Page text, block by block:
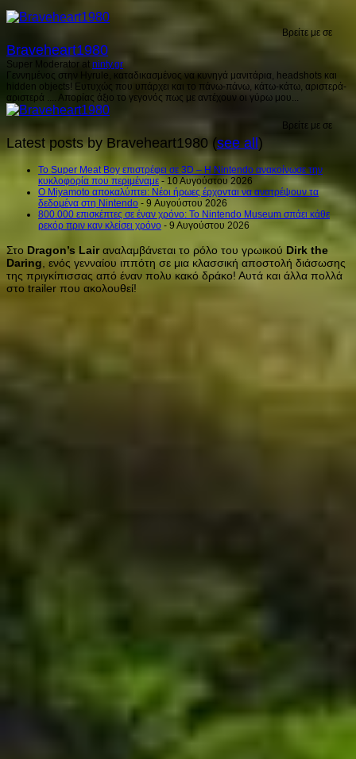
Βρείτε με σε
Braveheart1980
Super Moderator at ninty.gr
Γεννημένος στην Hyrule, καταδικασμένος να κυνηγά μανιτάρια, headshots και
hidden objects! Ευτυχώς που υπάρχει και το πάνω-πάνω, κάτω-κάτω, αριστερά-
αριστερά .... Απορίας άξιο το γεγονός πως με αντέχουν οι γύρω μου...
Βρείτε με σε
Latest posts by Braveheart1980 (see all)
Το Super Meat Boy επιστρέφει σε 3D – Η Nintendo ανακοίνωσε την
κυκλοφορία που περιμέναμε - 10 Αυγούστου 2026
Ο Miyamoto αποκαλύπτει: Νέοι ήρωες έρχονται να ανατρέψουν τα
δεδομένα στη Nintendo - 9 Αυγούστου 2026
800.000 επισκέπτες σε έναν χρόνο: Το Nintendo Museum σπάει κάθε
ρεκόρ πριν καν κλείσει χρόνο - 9 Αυγούστου 2026
Στο Dragon’s Lairαναλαμβάνεται το ρόλο του γρωικού Dirk the
Daring , ενός γενναίου ιππότη σε μια κλασσική αποστολή διάσωσης
της πριγκίπισσας από έναν πολυ κακό δράκο! Αυτά και άλλα πολλά
στο trailer που ακολουθεί!